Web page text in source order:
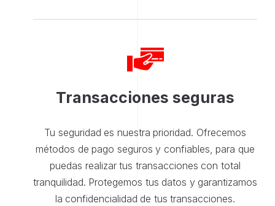
Transacciones seguras
Tu seguridad es nuestra prioridad. Ofrecemos
métodos de pago seguros y confiables, para que
puedas realizar tus transacciones con total
tranquilidad. Protegemos tus datos y garantizamos
la confidencialidad de tus transacciones.